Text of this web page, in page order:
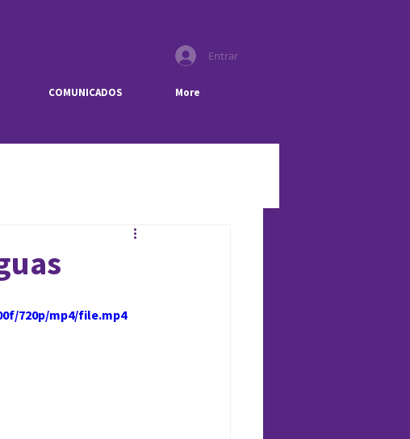
Entrar
COMUNICADOS More
720p/mp4/file.mp4